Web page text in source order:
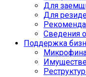
Для
Для
Сведения
Поддержка